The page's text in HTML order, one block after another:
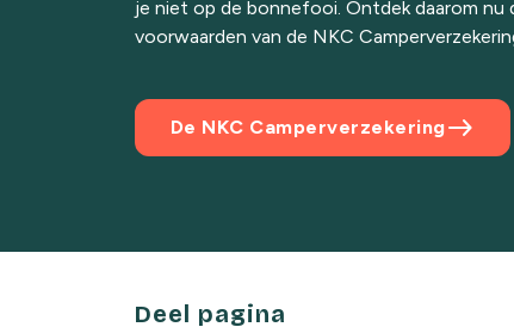
je niet op de bonnefooi. Ontdek daarom nu
voorwaarden van de NKC
east
De NKC Camperverzekering
Deel pagina